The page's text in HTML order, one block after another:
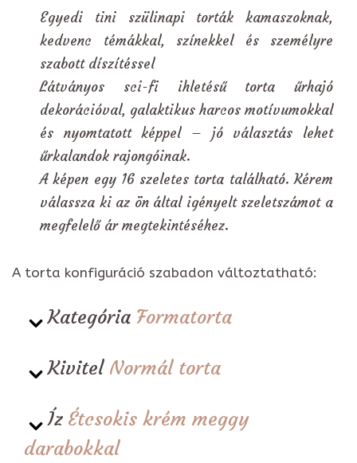
Egyedi tini szülinapi torták kamaszoknak,
kedvenc témákkal, színekkel és személyre
szabott díszítéssel
Látványos sci-fi ihletésű torta űrhajó
dekorációval, galaktikus harcos motívumokkal
és nyomtatott képpel – jó választás lehet
űrkalandok rajongóinak.
A képen egy 16 szeletes torta található. Kérem
válassza ki az ön által igényelt szeletszámot a
megfelelő ár megtekintéséhez.
A torta konfiguráció szabadon változtatható:
Kategória Formatorta
Kivitel Normál torta
Íz Étcsokis krém meggy
darabokkal